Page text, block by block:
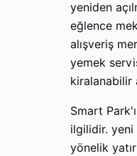
yeniden
eğlence
alışveriş
yemek
kiralanabilir
Smart
ilgilidir. yeni
yönelik